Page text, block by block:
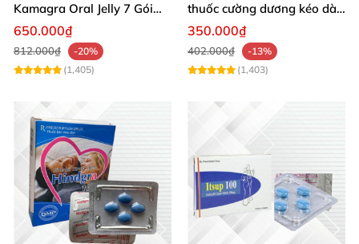
Kamagra Oral Jelly 7 Gói
100g tăng cường sinh lực
650.000₫
812.000₫
-20%
(1,405)
thuốc cường dương kéo dài
thời gian cho Nam hộp 10
350.000₫
402.000₫
-13%
(1,403)